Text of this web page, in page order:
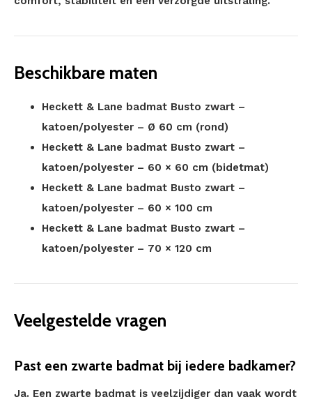
Beschikbare maten
Heckett & Lane badmat Busto zwart –
katoen/polyester – Ø 60 cm (rond)
Heckett & Lane badmat Busto zwart –
katoen/polyester – 60 × 60 cm (bidetmat)
Heckett & Lane badmat Busto zwart –
katoen/polyester – 60 × 100 cm
Heckett & Lane badmat Busto zwart –
katoen/polyester – 70 × 120 cm
Veelgestelde vragen
Past een zwarte badmat bij iedere badkamer?
Ja. Een zwarte badmat is veelzijdiger dan vaak wordt